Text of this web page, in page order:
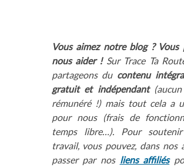
Vous aimez notre blog ? Vous
nous aider !Sur Trace Ta
partageons du contenu
gratuit et indépendant(aucun
rémunéré !) mais tout cela a
pour nous (frais de
temps libre…). Pour
travail, vous pouvez, dans nos
passer par nos liens affiliés